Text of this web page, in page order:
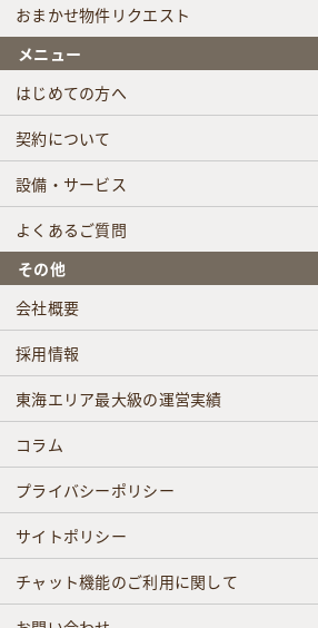
おまかせ物件リクエスト
メニュー
はじめての方へ
契約について
設備・サービス
よくあるご質問
その他
会社概要
採用情報
東海エリア最大級の運営実績
コラム
プライバシーポリシー
サイトポリシー
チャット機能のご利用に関して